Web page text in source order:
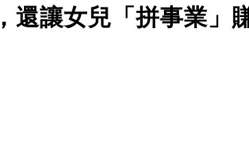
還讓女兒「拼事業」